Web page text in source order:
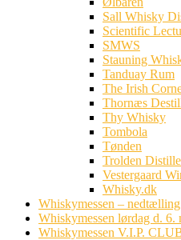
Sall Whisky
Scientific
SMWS
Stauning
Tanduay Rum
The Irish
Thornæs
Thy Whisky
Tombola
Tønden
Trolden
Vestergaard
Whisky.dk
Whiskymessen – nedtælling
Whiskymessen lørdag d. 6.
Whiskymessen V.I.P.